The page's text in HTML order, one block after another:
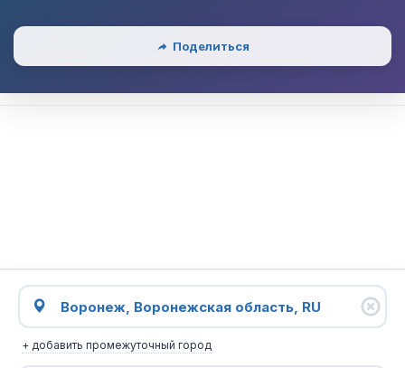
Поделиться
+ добавить промежуточный город